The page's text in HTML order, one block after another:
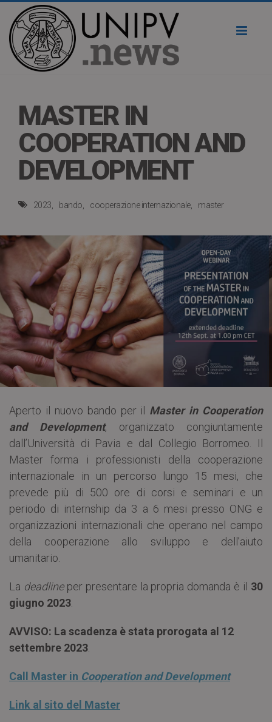
MASTER IN
COOPERATION AND
DEVELOPMENT
2023 bando cooperazione internazionale master
Aperto il nuovo bando per il Master in Cooperation
and Development, organizzato congiuntamente
dall’Università di Pavia e dal Collegio Borromeo. Il
Master forma i professionisti della cooperazione
internazionale in un percorso lungo 15 mesi, che
prevede più di 500 ore di corsi e seminari e un
periodo di internship da 3 a 6 mesi presso ONG e
organizzazioni internazionali che operano nel campo
della cooperazione allo sviluppo e dell’aiuto
umanitario.
La deadlineper presentare la propria domanda è il 30
giugno 2023
AVVISO: La scadenza è stata prorogata al 12
settembre 2023
Call Master in Cooperation and Development
Link al sito del Master